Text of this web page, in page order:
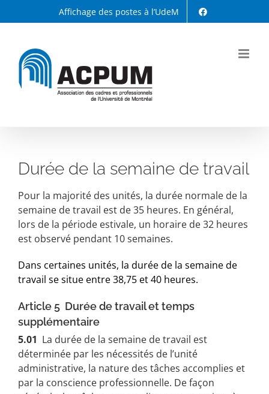
au
Affichage des postes à l’UdeM
Durée de la semaine de travail
Pour la majorité des unités, la durée normale de la
semaine de travail est de 35 heures. En général,
lors de la période estivale, un horaire de 32 heures
est observé pendant 10 semaines.
Dans certaines unités, la durée de la semaine de
travail se situe entre 38,75 et 40 heures.
Article 5 Durée de travail et temps
supplémentaire
5.01 La durée de la semaine de travail est
déterminée par les nécessités de l’unité
administrative, la nature des tâches accomplies et
par la conscience professionnelle. De façon